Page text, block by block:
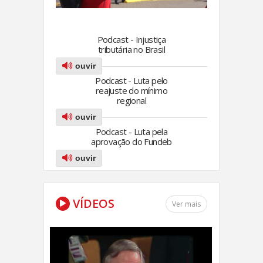
Podcast - Injustiça
tributária no Brasil
ouvir
Podcast - Luta pelo
reajuste do mínimo
regional
ouvir
Podcast - Luta pela
aprovação do Fundeb
ouvir
VÍDEOS Ver mais